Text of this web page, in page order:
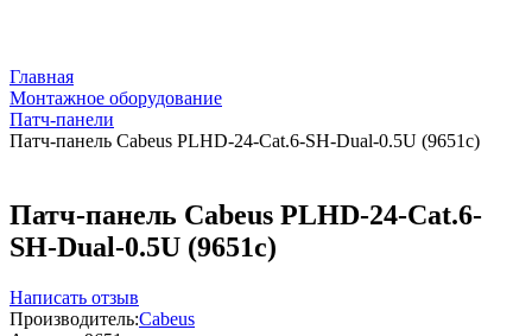
Главная
Монтажное оборудование
Патч-панели
Патч-панель Cabeus PLHD-24-Cat.6-SH-Dual-0.5U (9651c)
Патч-панель Cabeus PLHD-24-Cat.6-
SH-Dual-0.5U (9651c)
Написать отзыв
Производитель:Cabeus